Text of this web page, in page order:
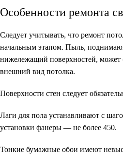
Особенности ремонта
Следует учитывать, что ремонт
начальным этапом. Пыль,
нижележащий поверхностей, может
внешний вид потолка.
Поверхности стен следует
Лаги для пола устанавливают с
установки фанеры — не более 450.
Тонкие бумажные обои имеют